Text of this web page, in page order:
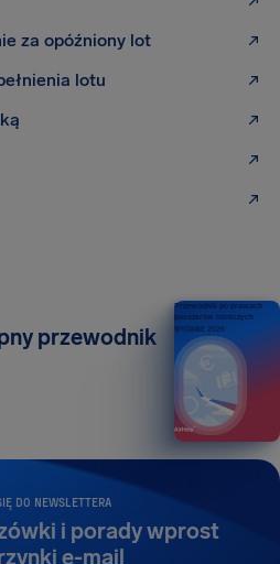
za opóźniony lot
lotu
DO NEWSLETTERA
i porady wprost
e-mail
przewodnik
Przewodnik po prawach
pasażerów lotniczych
WYDANIE 2026